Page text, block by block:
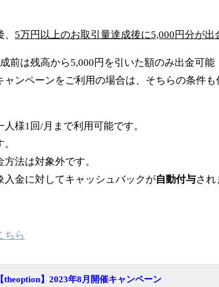
5万円以上のお取引量達成後に5,000 円分が出
前は残高から5,000 円を引いた額のみ出金可能
ンペーンをご利用の場合は、そちらの条件も
人様1回/月まで利用可能です。
法は対象外です。
入金に対してキャッシュバックが自動付与され
ちら
【theoption】2023年8月開催キャンペーン